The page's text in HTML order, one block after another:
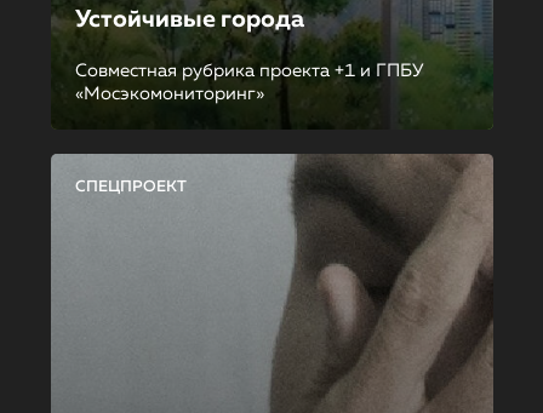
Устойчивые города
Совместная рубрика проекта +1 и ГПБУ
«Мосэкомониторинг»
СПЕЦПРОЕКТ